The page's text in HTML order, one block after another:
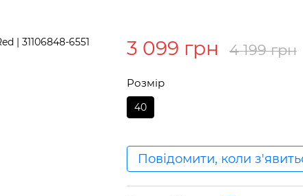
3 099 грн 4 199 грн
Розмір
40
Повідомити, коли